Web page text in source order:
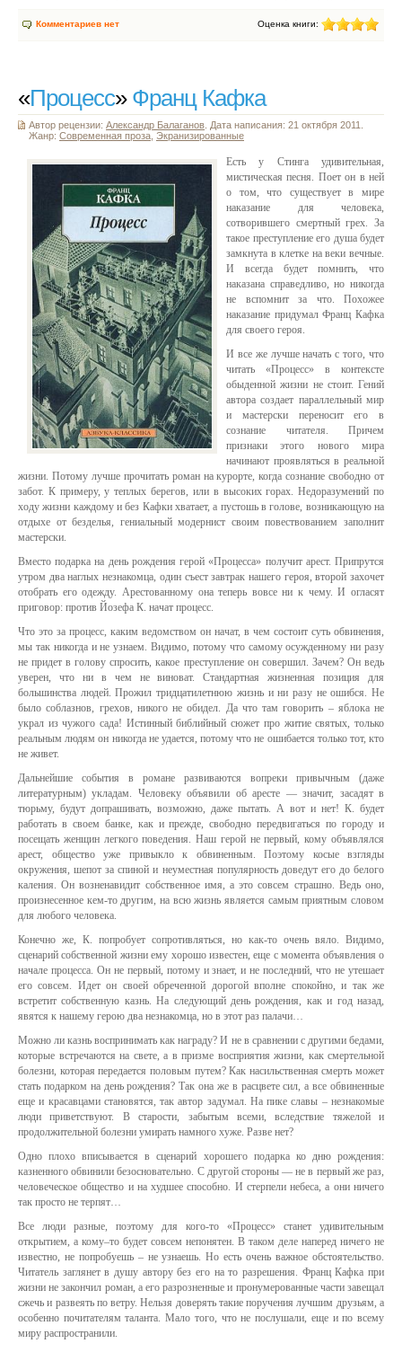
Комментариев нет Оценка книги:
«Процесс» Франц Кафка
Автор рецензии: Александр Балаганов . Дата написания: 21 октября 2011.
Жанр: Современная проза Экранизированные
Есть у Стинга удивительная,
мистическая песня. Поет он в ней
о том, что существует в мире
наказание для человека,
сотворившего смертный грех. За
такое преступление его душа будет
замкнута в клетке на веки вечные.
И всегда будет помнить, что
наказана справедливо, но никогда
не вспомнит за что. Похожее
наказание придумал Франц Кафка
для своего героя.
И все же лучше начать с того, что
читать «Процесс» в контексте
обыденной жизни не стоит. Гений
автора создает параллельный мир
и мастерски переносит его в
сознание читателя. Причем
признаки этого нового мира
начинают проявляться в реальной
жизни. Потому лучше прочитать роман на курорте, когда сознание свободно от
забот. К примеру, у теплых берегов, или в высоких горах. Недоразумений по
ходу жизни каждому и без Кафки хватает, а пустошь в голове, возникающую на
отдыхе от безделья, гениальный модернист своим повествованием заполнит
мастерски.
Вместо подарка на день рождения герой «Процесса» получит арест. Припрутся
утром два наглых незнакомца, один съест завтрак нашего героя, второй захочет
отобрать его одежду. Арестованному она теперь вовсе ни к чему. И огласят
приговор: против Йозефа К. начат процесс.
Что это за процесс, каким ведомством он начат, в чем состоит суть обвинения,
мы так никогда и не узнаем. Видимо, потому что самому осужденному ни разу
не придет в голову спросить, какое преступление он совершил. Зачем? Он ведь
уверен, что ни в чем не виноват. Стандартная жизненная позиция для
большинства людей. Прожил тридцатилетнюю жизнь и ни разу не ошибся. Не
было соблазнов, грехов, никого не обидел. Да что там говорить – яблока не
украл из чужого сада! Истинный библийный сюжет про житие святых, только
реальным людям он никогда не удается, потому что не ошибается только тот, кто
не живет.
Дальнейшие события в романе развиваются вопреки привычным (даже
литературным) укладам. Человеку объявили об аресте — значит, засадят в
тюрьму, будут допрашивать, возможно, даже пытать. А вот и нет! К. будет
работать в своем банке, как и прежде, свободно передвигаться по городу и
посещать женщин легкого поведения. Наш герой не первый, кому объявлялся
арест, общество уже привыкло к обвиненным. Поэтому косые взгляды
окружения, шепот за спиной и неуместная популярность доведут его до белого
каления. Он возненавидит собственное имя, а это совсем страшно. Ведь оно,
произнесенное кем-то другим, на всю жизнь является самым приятным словом
для любого человека.
Конечно же, К. попробует сопротивляться, но как-то очень вяло. Видимо,
сценарий собственной жизни ему хорошо известен, еще с момента объявления о
начале процесса. Он не первый, потому и знает, и не последний, что не утешает
его совсем. Идет он своей обреченной дорогой вполне спокойно, и так же
встретит собственную казнь. На следующий день рождения, как и год назад,
явятся к нашему герою два незнакомца, но в этот раз палачи…
Можно ли казнь воспринимать как награду? И не в сравнении с другими бедами,
которые встречаются на свете, а в призме восприятия жизни, как смертельной
болезни, которая передается половым путем? Как насильственная смерть может
стать подарком на день рождения? Так она же в расцвете сил, а все обвиненные
еще и красавцами становятся, так автор задумал. На пике славы – незнакомые
люди приветствуют. В старости, забытым всеми, вследствие тяжелой и
продолжительной болезни умирать намного хуже. Разве нет?
Одно плохо вписывается в сценарий хорошего подарка ко дню рождения:
казненного обвинили безосновательно. С другой стороны — не в первый же раз,
человеческое общество и на худшее способно. И стерпели небеса, а они ничего
так просто не терпят…
Все люди разные, поэтому для кого-то «Процесс» станет удивительным
открытием, а кому–то будет совсем непонятен. В таком деле наперед ничего не
известно, не попробуешь – не узнаешь. Но есть очень важное обстоятельство.
Читатель заглянет в душу автору без его на то разрешения. Франц Кафка при
жизни не закончил роман, а его разрозненные и пронумерованные части завещал
сжечь и развеять по ветру. Нельзя доверять такие поручения лучшим друзьям, а
особенно почитателям таланта. Мало того, что не послушали, еще и по всему
миру распространили.